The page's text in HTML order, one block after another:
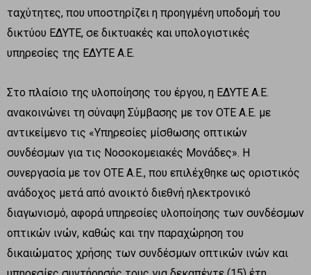
ταχύτητες, που υποστηρίζει η προηγμένη υποδομή του
δικτύου ΕΔΥΤΕ, σε δικτυακές και υπολογιστικές
υπηρεσίες της ΕΔΥΤΕ Α.Ε.
Στο πλαίσιο της υλοποίησης του έργου, η ΕΔΥΤΕ Α.Ε.
ανακοινώνει τη σύναψη Σύμβασης με τον ΟΤΕ Α.Ε. με
αντικείμενο τις «Υπηρεσίες μίσθωσης οπτικών
συνδέσμων για τις Νοσοκομειακές Μονάδες». Η
συνεργασία με τον ΟΤΕ Α.Ε., που επιλέχθηκε ως οριστικός
ανάδοχος μετά από ανοικτό διεθνή ηλεκτρονικό
διαγωνισμό, αφορά υπηρεσίες υλοποίησης των συνδέσμων
οπτικών ινών, καθώς και την παραχώρηση του
δικαιώματος χρήσης των συνδέσμων οπτικών ινών και